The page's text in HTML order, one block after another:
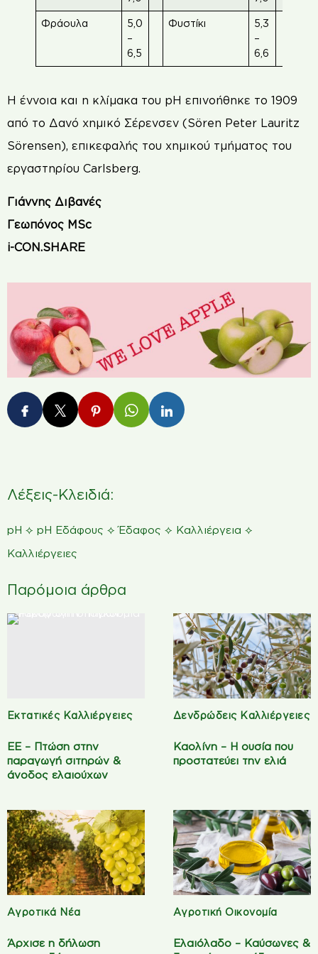
Φράουλα
5,0
–
6,5
Φυστίκι
5,3
–
6,6
Η έννοια και η κλίμακα του pH επινοήθηκε το 1909
από το Δανό χημικό Σέρενσεν (Sören Peter Lauritz
Sörensen), επικεφαλής του χημικού τμήματος του
εργαστηρίου Carlsberg.
Γιάννης Διβανές
Γεωπόνος MSc
i-CON.SHARE
Λέξεις-Κλειδιά:
pH ⟡ pH Εδάφους ⟡Έδαφος ⟡ Καλλιέργεια ⟡
Καλλιέργειες
Παρόμοια άρθρα
Εκτατικές Καλλιέργειες
ΕΕ – Πτώση στην
παραγωγή σιτηρών &
άνοδος ελαιούχων
Δενδρώδεις Καλλιέργειες
Καολίνη – Η ουσία που
προστατεύει την ελιά
Αγροτικά Νέα
Άρχισε η δήλωση
Αγροτική Οικονομία
Ελαιόλαδο – Καύσωνες &